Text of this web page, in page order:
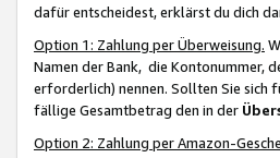
dafür entscheidest, erklärst du dich
Option 1: Zahlung per Überweisung.
Namen der Bank, die Kontonummer,
erforderlich) nennen. Sollten Sie sich
fällige Gesamtbetrag den in der
Option 2: Zahlung per Amazon-